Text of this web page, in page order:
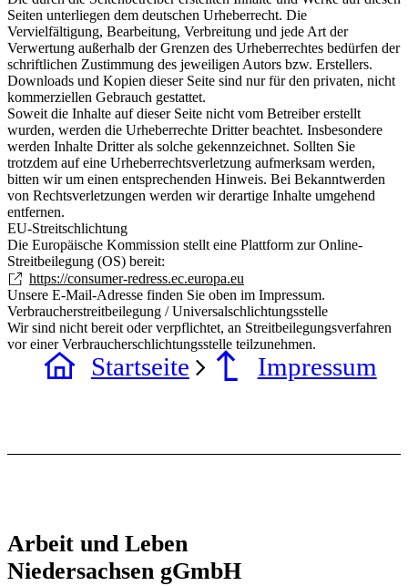
Seiten unterliegen dem deutschen Urheberrecht. Die
Vervielfältigung, Bearbeitung, Verbreitung und jede Art der
Verwertung außerhalb der Grenzen des Urheberrechtes bedürfen der
schriftlichen Zustimmung des jeweiligen Autors bzw. Erstellers.
Downloads und Kopien dieser Seite sind nur für den privaten, nicht
kommerziellen Gebrauch gestattet.
Soweit die Inhalte auf dieser Seite nicht vom Betreiber erstellt
wurden, werden die Urheberrechte Dritter beachtet. Insbesondere
werden Inhalte Dritter als solche gekennzeichnet. Sollten Sie
trotzdem auf eine Urheberrechtsverletzung aufmerksam werden,
bitten wir um einen entsprechenden Hinweis. Bei Bekanntwerden
von Rechtsverletzungen werden wir derartige Inhalte umgehend
entfernen.
EU-Streitschlichtung
Die Europäische Kommission stellt eine Plattform zur Online-
Streitbeilegung (OS) bereit:
https://consumer-redress.ec.europa.eu
Unsere E-Mail-Adresse finden Sie oben im Impressum.
Verbraucherstreitbeilegung / Universalschlichtungsstelle
Wir sind nicht bereit oder verpflichtet, an Streitbeilegungsverfahren
vor einer Verbraucherschlichtungsstelle teilzunehmen.
Startseite Impressum
Arbeit und Leben
Niedersachsen gGmbH